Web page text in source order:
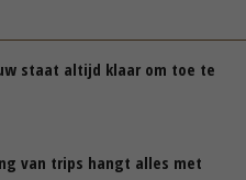
staat altijd klaar om toe te
van trips hangt alles met